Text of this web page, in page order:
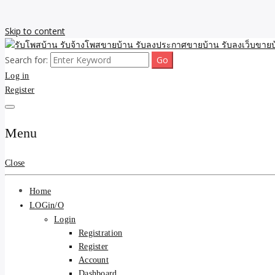
Skip to content
รับโพสบ้าน รับจ้างโพสขา
รับโพสบ้าน ที่ดิน SEOขายบ้
รับจ้างโพสขายบ้าน รับลงเว็บขายบ้าน รับโพสบ้าน รับลงประกาศขายบ้
Search for:
Log in
Register
Menu
Close
Home
LOGin/O
Login
Registration
Register
Account